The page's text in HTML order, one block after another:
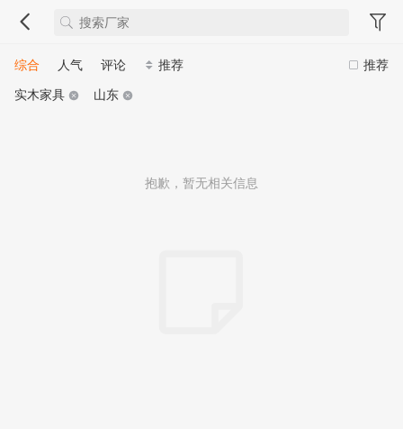
推荐
综合 人气 评论
推荐
实木家具
山东
抱歉，暂无相关信息